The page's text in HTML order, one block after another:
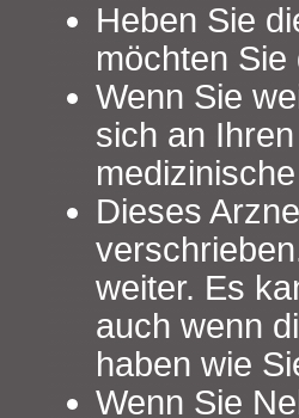
Heben Sie
möchten
Wenn Sie
sich an
Dieses
weiter. Es
auch wenn
haben wie
Wenn Sie